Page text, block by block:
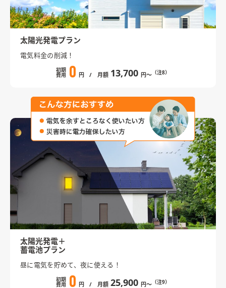
太陽光発電プラン
電気料金の削減！
初期
費用 0 円 / 月額 13,700 円〜 （注8）
太陽光発電＋
蓄電池プラン
昼に電気を貯めて、夜に使える！
初期
費用 0 円 / 月額 25,900 円〜 （注9）